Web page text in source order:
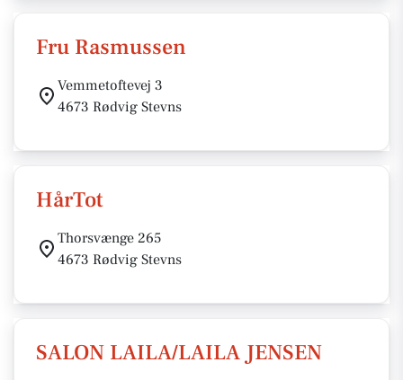
Fru Rasmussen
Vemmetoftevej 3
4673 Rødvig Stevns
HårTot
Thorsvænge 265
4673 Rødvig Stevns
SALON LAILA/LAILA JENSEN